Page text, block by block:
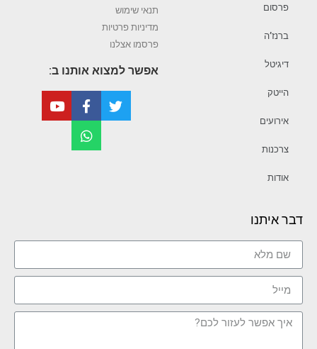
פרסום
ברנז’ה
דיגיטל
הייטק
אירועים
צרכנות
אודות
תנאי שימוש
מדיניות פרטיות
פרסמו אצלנו
אפשר למצוא אותנו ב:
דבר איתנו